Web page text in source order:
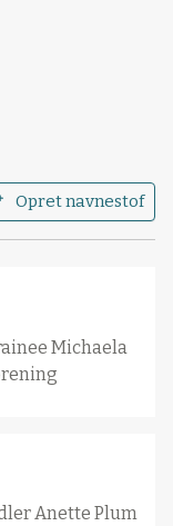
Opret navnestof
Michaela
Anette Plum